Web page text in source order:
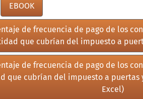
EBOOK
de frecuencia de pago de los
que cubrían del impuesto a
de frecuencia de pago de los
que cubrían del impuesto a puertas
Excel)